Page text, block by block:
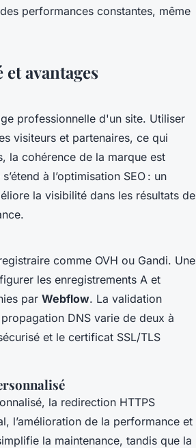
performances constantes, même
avantages
professionnelle d'un site. Utiliser
visiteurs et partenaires, ce qui
la cohérence de la marque est
à l’optimisation SEO : un
la visibilité dans les résultats de
comme OVH ou Gandi. Une
les enregistrements A et
par Webflow. La validation
DNS varie de deux à
et le certificat SSL/TLS
la redirection HTTPS
l’amélioration de la performance et
la maintenance, tandis que la